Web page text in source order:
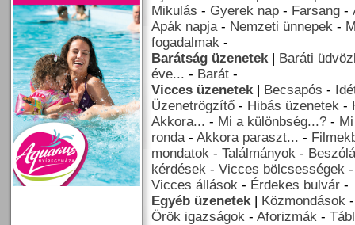
Mikulás - Gyerek nap - Farsang -
Apák napja- Nemzeti ünnepek -
fogadalmak -
Barátság üzenetek| Baráti
éve... - Barát -
Vicces üzenetek| Becsapós -
Üzenetrögzítő - Hibás üzenetek -
Akkora... - Mi a különbség...? -
ronda- Akkora paraszt... -
mondatok - Találmányok -
kérdések - Vicces bölcsességek
Vicces állások - Érdekes bulvár -
Egyéb üzenetek| Közmondások
Örök igazságok - Aforizmák -